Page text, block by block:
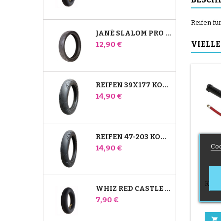
JANÉ SLALOM PRO UND POWERTWIN KINDERWAGENREIFEN
Preis
12,90 €
REIFEN 39X177 KOMPATIBEL MIT BUGABOO DONKEY KINDERWAGEN - FÜR VORDERRAD
Preis
14,90 €
REIFEN 47-203 KOMPATIBEL MIT BUGABOO DONKEY KINDERWAGEN - FÜR HINTERRAD
Preis
14,90 €
WHIZ RED CASTLE HINTERES INNENROHR
Preis
7,90 €
Reifen